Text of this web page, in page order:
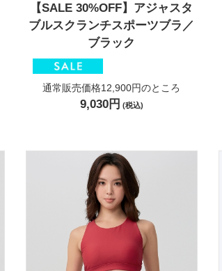
【SALE 30%OFF】アジャスタ
ブルスクランチスポーツブラ／
ブラック
通常販売価格12,900円のところ
9,030円 (税込)